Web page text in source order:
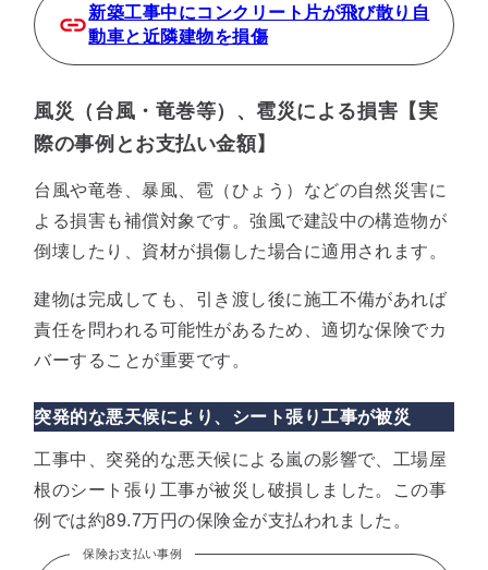
新築工事中にコンクリート片が飛び散り自
動車と近隣建物を損傷
風災（台風・竜巻等）、雹災による損害【実
際の事例とお支払い金額】
台風や竜巻、暴風、雹（ひょう）などの自然災害に
よる損害も補償対象です。強風で建設中の構造物が
倒壊したり、資材が損傷した場合に適用されます。
建物は完成しても、引き渡し後に施工不備があれば
責任を問われる可能性があるため、適切な保険でカ
バーすることが重要です。
突発的な悪天候により、シート張り工事が被災
工事中、突発的な悪天候による嵐の影響で、工場屋
根のシート張り工事が被災し破損しました。この事
例では約89.7万円の保険金が支払われました。
保険お支払い事例